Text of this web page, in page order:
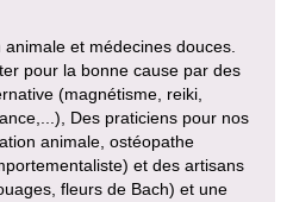
et médecines douces.
pour la bonne cause par des
(magnétisme, reiki,
Des praticiens pour nos
animale, ostéopathe
et des artisans
fleurs de Bach) et une